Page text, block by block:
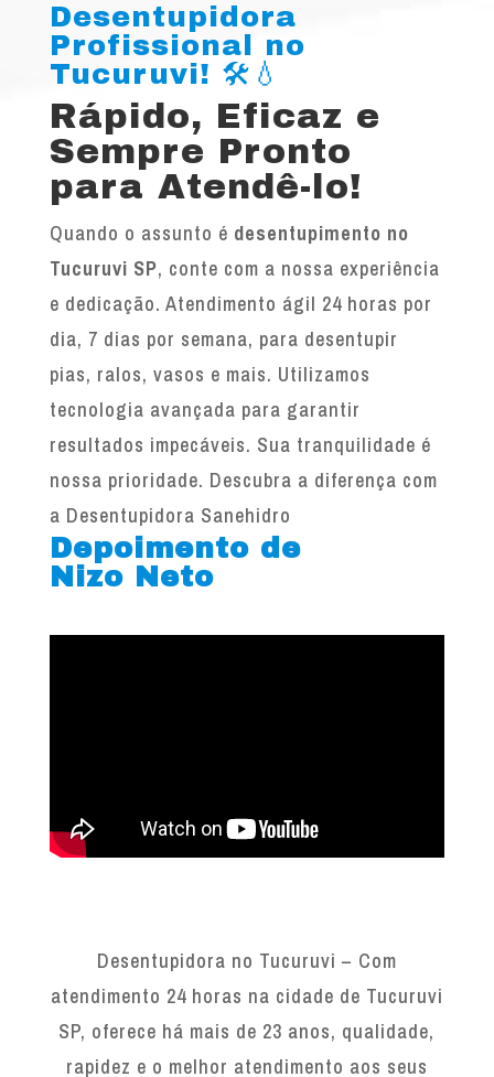
Desentupidora
Profissional no
Tucuruvi! 🛠️💧
Rápido, Eficaz e
Sempre Pronto
para Atendê-lo!
Quando o assunto é desentupimento no
Tucuruvi SP, conte com a nossa experiência
e dedicação. Atendimento ágil 24 horas por
dia, 7 dias por semana, para desentupir
pias, ralos, vasos e mais. Utilizamos
tecnologia avançada para garantir
resultados impecáveis. Sua tranquilidade é
nossa prioridade. Descubra a diferença com
a Desentupidora Sanehidro
Depoimento de
Nizo Neto
Desentupidora no Tucuruvi – Com
atendimento 24 horas na cidade de Tucuruvi
SP, oferece há mais de 23 anos, qualidade,
rapidez e o melhor atendimento aos seus